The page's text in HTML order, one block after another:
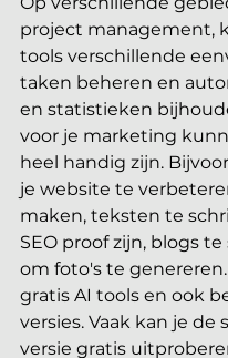
project management,
tools verschillende
taken beheren en
en statistieken
voor je marketing
heel handig zijn.
je website te
maken, teksten te
SEO proof zijn, blogs
om foto's te genereren.
gratis AI tools en ook
versies. Vaak kan je de
versie gratis